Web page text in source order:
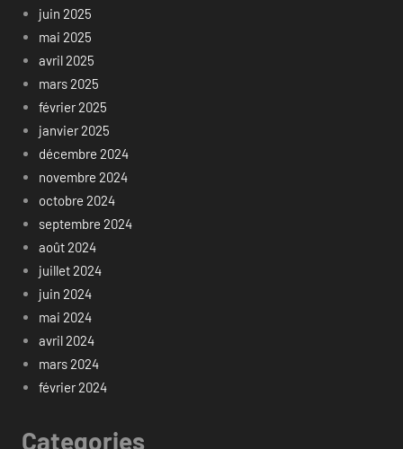
juin 2025
mai 2025
avril 2025
mars 2025
février 2025
janvier 2025
décembre 2024
novembre 2024
octobre 2024
septembre 2024
août 2024
juillet 2024
juin 2024
mai 2024
avril 2024
mars 2024
février 2024
Categories